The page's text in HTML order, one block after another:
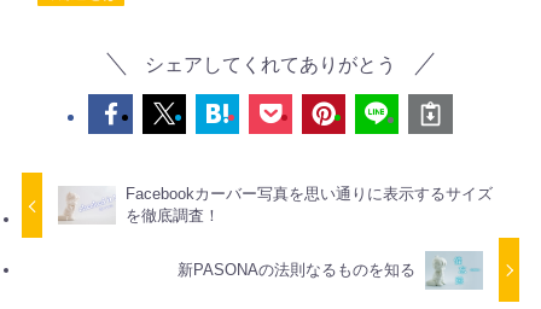
シェアしてくれてありがとう
Facebookカーバー写真を思い通りに表示するサイズ
を徹底調査！
新PASONAの法則なるものを知る